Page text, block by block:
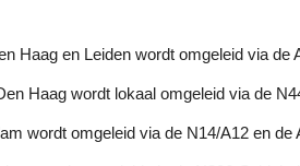
Haag en Leiden wordt omgeleid via de
Haag wordt lokaal omgeleid via de
wordt omgeleid via de N14/A12 en de